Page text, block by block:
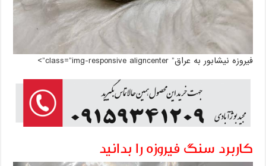
فیروزه نیشابور به عراق” class=”img-responsive aligncenter”>
کاربرد سنگ فیروزه را بدانید